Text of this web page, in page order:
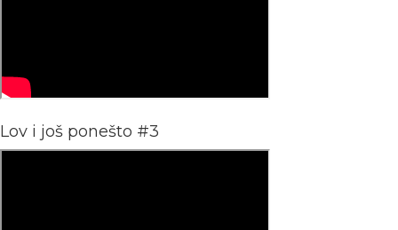
Lov i još ponešto #3